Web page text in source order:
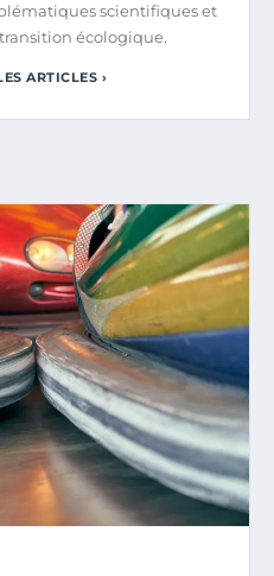
scientifiques et
écologique.
ARTICLES ›